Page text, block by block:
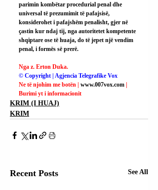
parimin kombëtar procedurial penal dhe
universal të prezumimit të pafajsisë,
konsiderohet i pafajshëm penalisht, gjer në
çastin kur ndaj tij, nga autoritetet kompetente
shqiptare ose të huaja, do të jepet një vendim
penal, i formës së prerë.
Nga z. Erton Duka.
© Copyright | Agjencia Telegrafike Vox
Ne të njohim me botën | www.007vox.com |
Burimi yt i informacionit
KRIM (I HUAJ)
KRIM
Recent Posts See All